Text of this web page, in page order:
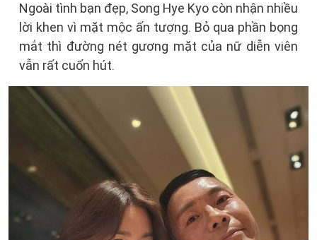
Ngoài tình bạn đẹp, Song Hye Kyo còn nhận nhiều
lời khen vì mặt mộc ấn tượng. Bỏ qua phần bọng
mắt thì đường nét gương mặt của nữ diễn viên
vẫn rất cuốn hút.